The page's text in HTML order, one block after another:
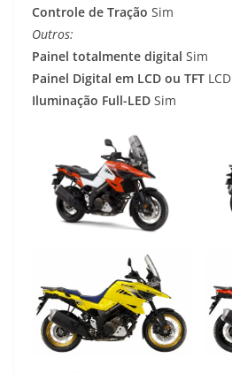
Controle de Tração Sim
Outros:
Painel totalmente digital Sim
Painel Digital em LCD ou TFT LCD
Iluminação Full-LED Sim